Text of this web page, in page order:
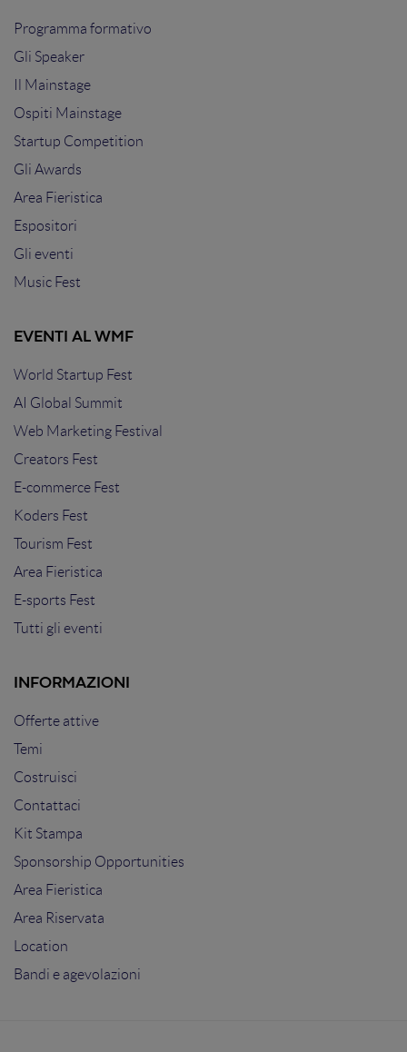
Programma formativo
Gli Speaker
Il Mainstage
Ospiti Mainstage
Startup Competition
Gli Awards
Area Fieristica
Espositori
Gli eventi
Music Fest
EVENTI AL WMF
World Startup Fest
AI Global Summit
Web Marketing Festival
Creators Fest
E-commerce Fest
Koders Fest
Tourism Fest
Area Fieristica
E-sports Fest
Tutti gli eventi
INFORMAZIONI
Offerte attive
Temi
Costruisci
Contattaci
Kit Stampa
Sponsorship Opportunities
Area Fieristica
Area Riservata
Location
Bandi e agevolazioni